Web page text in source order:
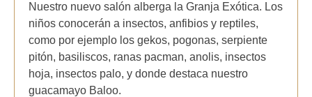
Nuestro nuevo salón alberga la Granja Exótica. Los
niños conocerán a insectos, anfibios y reptiles,
como por ejemplo los gekos, pogonas, serpiente
pitón, basiliscos, ranas pacman, anolis, insectos
hoja, insectos palo, y donde destaca nuestro
guacamayo Baloo.